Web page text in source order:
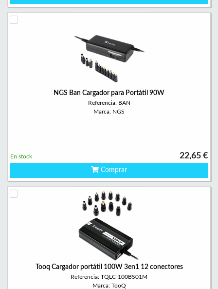
NGS Ban Cargador para Portátil 90W
Referencia: BAN
Marca: NGS
22,65 €
En stock
Comprar
Tooq Cargador portátil 100W 3en1 12 conectores
Referencia: TQLC-100BS01M
Marca: TooQ